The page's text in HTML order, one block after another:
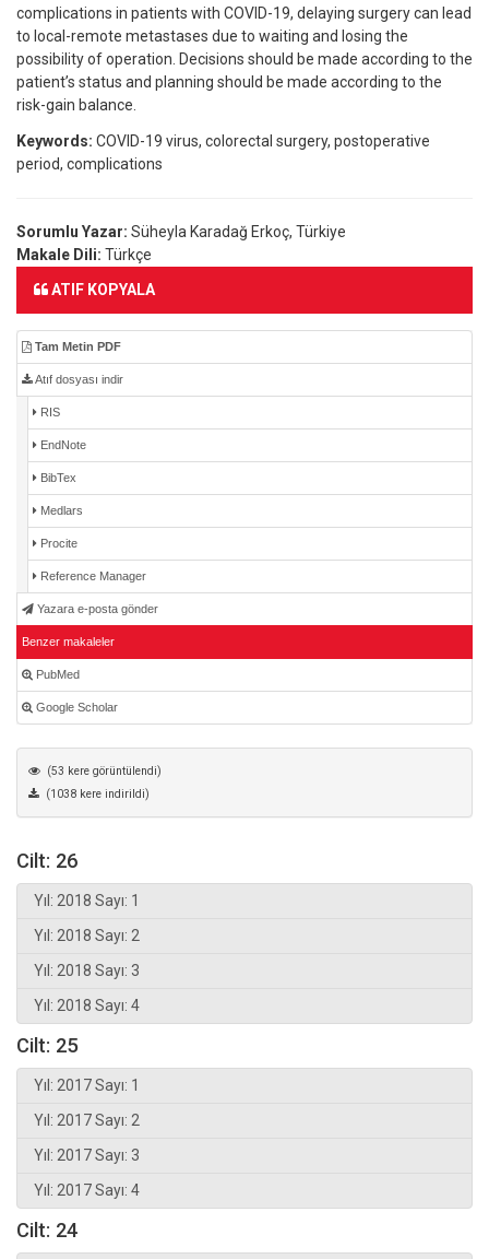
complications in patients with COVID-19, delaying surgery can lead
to local-remote metastases due to waiting and losing the
possibility of operation. Decisions should be made according to the
patient’s status and planning should be made according to the
risk-gain balance.
Keywords: COVID-19 virus, colorectal surgery, postoperative
period, complications
Sorumlu Yazar: Süheyla Karadağ Erkoç, Türkiye
Makale Dili: Türkçe
ATIF KOPYALA
Tam Metin PDF
Atıf dosyası indir
RIS
EndNote
BibTex
Medlars
Procite
Reference Manager
Yazara e-posta gönder
Benzer makaleler
PubMed
Google Scholar
(53 kere görüntülendi)
(1038 kere indirildi)
Cilt: 26
Yıl: 2018 Sayı: 1
Yıl: 2018 Sayı: 2
Yıl: 2018 Sayı: 3
Yıl: 2018 Sayı: 4
Cilt: 25
Yıl: 2017 Sayı: 1
Yıl: 2017 Sayı: 2
Yıl: 2017 Sayı: 3
Yıl: 2017 Sayı: 4
Cilt: 24